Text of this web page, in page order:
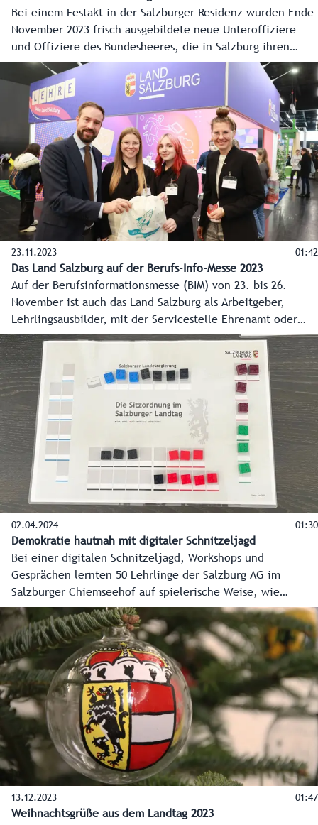
Bei einem Festakt in der Salzburger Residenz wurden Ende
November 2023 frisch ausgebildete neue Unteroffiziere
und Offiziere des Bundesheeres, die in Salzburg ihren
Dienst aufnehmen, willkommen geheißen.
Landeshauptmann Wilfried Haslauer übergab zudem hohe
Auszeichnungen des Landes an sieben verdiente
Angehörige des Bundesheeres.
23.11.2023 01:42
Das Land Salzburg auf der Berufs-Info-Messe 2023
Auf der Berufsinformationsmesse (BIM) von 23. bis 26.
November ist auch das Land Salzburg als Arbeitgeber,
Lehrlingsausbilder, mit der Servicestelle Ehrenamt oder
den landwirtschaftlichen Fachschulen vertreten.
02.04.2024 01:30
Demokratie hautnah mit digitaler Schnitzeljagd
Bei einer digitalen Schnitzeljagd, Workshops und
Gesprächen lernten 50 Lehrlinge der Salzburg AG im
Salzburger Chiemseehof auf spielerische Weise, wie
Demokratie funktioniert. Mit Wissen aus erster Hand
unterstützten dabei Landtagspräsidentin Brigitta Pallauf,
Politikexperten und Landtagsabgeordnete aller Fraktionen.
13.12.2023 01:47
Weihnachtsgrüße aus dem Landtag 2023